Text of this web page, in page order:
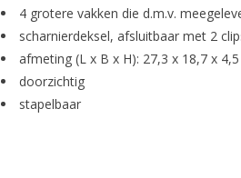
4 grotere vakken die d.m.v.
scharnierdeksel, afsluitbaar met 2
afmeting (L x B x H): 27,3 x 18,7 x
doorzichtig
stapelbaar